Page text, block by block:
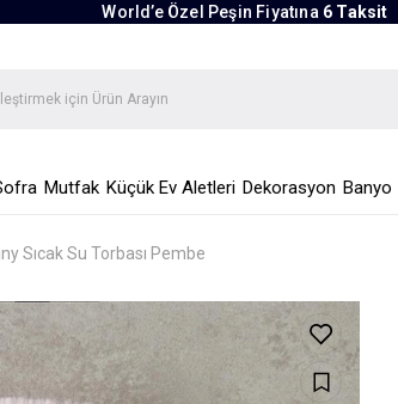
World’e Özel Peşin Fiyatına 6 Taksit
Mutfak Küçük Ev Aletleri Dekorasyon Banyo
Sıcak Su Torbası Pembe